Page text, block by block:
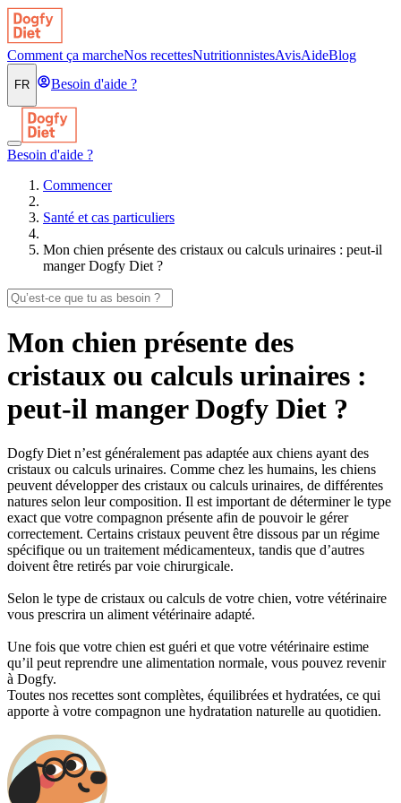
Comment ça marcheNos recettesNutritionnistesAvisAideBlog
FR Besoin d'aide ?
Besoin d'aide ?
Commencer
Santé et cas particuliers
Mon chien présente des cristaux ou calculs urinaires : peut-il
manger Dogfy Diet ?
Mon chien présente des
cristaux ou calculs urinaires :
peut-il manger Dogfy Diet ?
Dogfy Diet n’est généralement pas adaptée aux chiens ayant des
cristaux ou calculs urinaires. Comme chez les humains, les chiens
peuvent développer des cristaux ou calculs urinaires, de différentes
natures selon leur composition. Il est important de déterminer le type
exact que votre compagnon présente afin de pouvoir le gérer
correctement. Certains cristaux peuvent être dissous par un régime
spécifique ou un traitement médicamenteux, tandis que d’autres
doivent être retirés par voie chirurgicale.
Selon le type de cristaux ou calculs de votre chien, votre vétérinaire
vous prescrira un aliment vétérinaire adapté.
Une fois que votre chien est guéri et que votre vétérinaire estime
qu’il peut reprendre une alimentation normale, vous pouvez revenir
à Dogfy.
Toutes nos recettes sont complètes, équilibrées et hydratées, ce qui
apporte à votre compagnon une hydratation naturelle au quotidien.